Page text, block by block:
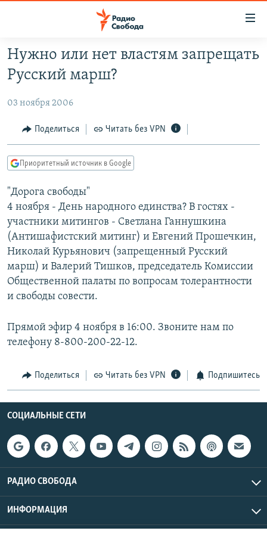
упрощенного
доступа
содержанию
Вернутся
навигации
Вернутся
поиску
ПРОГРАММЫ
ПОДКАСТЫ
АВТОРСКИЕ ПРОЕКТЫ
ЦИТАТЫ СВОБОДЫ
КУЛЬТУРА
IDEL.РЕАЛИИ
КАВКАЗ.РЕАЛИИ
СЕВЕР.РЕАЛИИ
СИБИРЬ.РЕАЛИИ
РАСПИСАНИЕ ВЕЩАНИЯ
ПОДПИШИТЕСЬ НА РАССЫЛКУ
СОЦИАЛЬНЫЕ СЕТИ
Все сайты РСЕ/РС
Нужно или нет властям запрещать
Русский марш?
03 ноября 2006
Поделиться Читать без VPN
Приоритетный источник в Google
"Дорога свободы"
4 ноября - День народного единства? В гостях -
участники митингов - Светлана Ганнушкина
(Антишафистский митинг) и Евгений Прошечкин,
Николай Курьянович (запрещенный Русский
марш) и Валерий Тишков, председатель Комиссии
Общественной палаты по вопросам толерантности
и свободы совести.
Прямой эфир 4 ноября в 16:00. Звоните нам по
телефону 8-800-200-22-12.
Поделиться Читать без VPN Подпишитесь
СОЦИАЛЬНЫЕ СЕТИ
РАДИО СВОБОДА
ИНФОРМАЦИЯ